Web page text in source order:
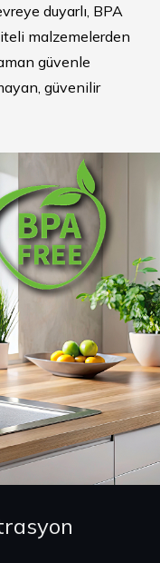
duyarlı, BPA
malzemelerden
güvenle
güvenilir